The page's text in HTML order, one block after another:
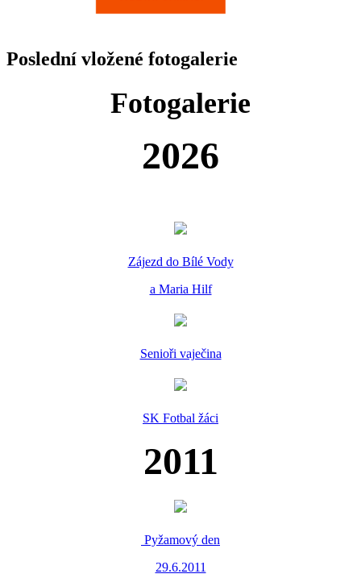
Poslední vložené fotogalerie
Fotogalerie
2026
Zájezd do Bílé Vody
a Maria Hilf
Senioři vaječina
SK Fotbal žáci
2011
Pyžamový den
29.6.2011